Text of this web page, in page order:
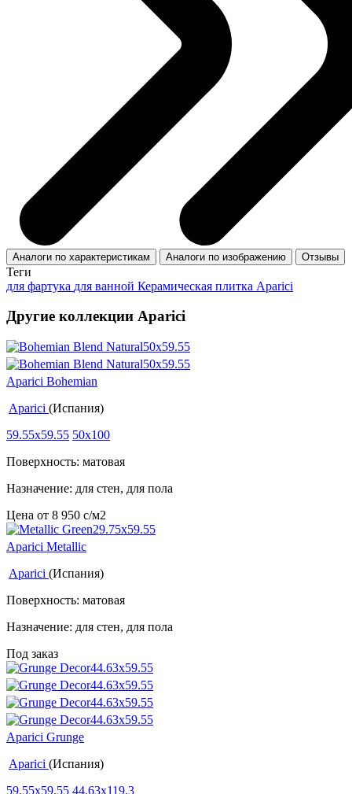
Аналоги по характеристикам Аналоги по изображению Отзывы
Теги
для фартука для ванной Керамическая плитка Aparici
Другие коллекции Aparici
Aparici Bohemian
Aparici (Испания)
59.55x59.55 50x100
Поверхность: матовая
Назначение: для стен, для пола
Цена от 8 950 c/м2
Aparici Metallic
Aparici (Испания)
Поверхность: матовая
Назначение: для стен, для пола
Под заказ
Aparici Grunge
Aparici (Испания)
59.55x59.55 44.63x119.3